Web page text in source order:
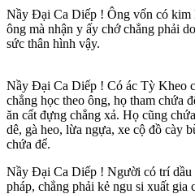
Nầy Ðại Ca Diếp ! Ông vốn có kim
ông mà nhận y ấy chớ chẳng phải
sức thân hình vậy.
Nầy Ðại Ca Diếp ! Có ác Tỳ Kheo
chẳng học theo ông, họ tham chứa
ăn cất đựng chẳng xả. Họ cũng
dê, gà heo, lừa ngựa, xe cộ đồ cày
chứa để.
Nầy Ðại Ca Diếp ! Người có trí dầu
pháp, chẳng phải kẻ ngu si xuất gia